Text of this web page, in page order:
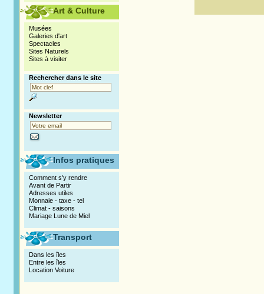
Art & Culture
Musées
Galeries d'art
Spectacles
Sites Naturels
Sites à visiter
Rechercher dans le site
Newsletter
Infos pratiques
Comment s'y rendre
Avant de Partir
Adresses utiles
Monnaie - taxe - tel
Climat - saisons
Mariage Lune de Miel
Transport
Dans les îles
Entre les îles
Location Voiture